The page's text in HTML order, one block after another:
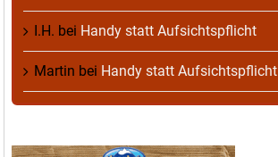
I.H. bei Handy statt Aufsichtspflicht
Martin bei Handy statt Aufsichtspflicht